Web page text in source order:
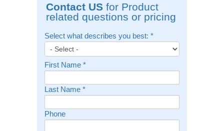
Contact USfor Product
related questions or pricing
Select what describes you best: *
First Name *
Last Name *
Phone